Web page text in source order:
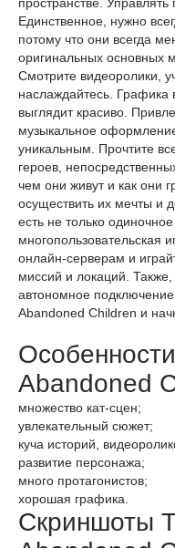
Единственное, нужно
потому что они всегда
оригинальных основных
Смотрите видеоролики,
наслаждайтесь. Графика
выглядит красиво.
музыкальное
уникальным. Прочтите
героев,
чем они живут и как они
осуществить их мечты и
есть не только
многопользовательская
онлайн-серверам и
миссий и локаций. Также,
автономное
Abandoned Children и
Abandoned
множество кат-сцен;
увлекательный сюжет;
куча историй,
развитие персонажа;
много протагонистов;
хорошая графика.
Скриншоты